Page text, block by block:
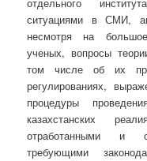
ситуациями в СМИ,
несмотря на
ученых, вопросы
том числе об их
регулированиях,
процедуры
казахстанских
отработанными и
требующими